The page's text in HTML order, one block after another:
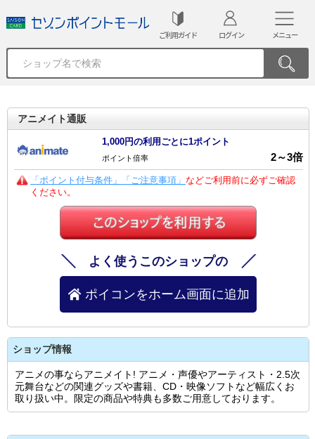
ご利用ガイド ログイン メニュー
アニメイト通販
1,000円の利用ごとに1ポイント
ポイント倍率 2～3倍
「ポイント付与条件」「ご注意事項」 などご利用前に必ずご確認
ください。
よく使うこのショップの
ポイコンをホーム画面に追加
ショップ情報
アニメの事ならアニメイト! アニメ・声優やアーティスト・2.5次
元舞台などの関連グッズや書籍、CD・映像ソフトなど幅広くお
取り扱い中。限定の商品や特典も多数ご用意しております。